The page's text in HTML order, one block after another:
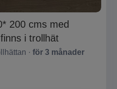
200 cms med
i trollhät
· för 3 månader